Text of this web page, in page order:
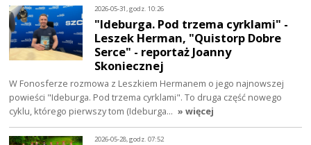
2026-05-31, godz. 10:26
"Ideburga. Pod trzema cyrklami" -
Leszek Herman, "Quistorp Dobre
Serce" - reportaż Joanny
Skoniecznej
W Fonosferze rozmowa z Leszkiem Hermanem o jego najnowszej
powieści "Ideburga. Pod trzema cyrklami". To druga część nowego
cyklu, którego pierwszy tom (Ideburga… » więcej
2026-05-28, godz. 07:52